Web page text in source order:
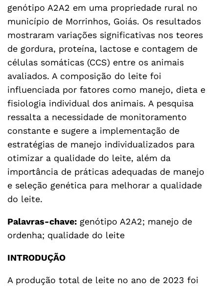
genótipo A2A2 em uma propriedade rural no
município de Morrinhos, Goiás. Os resultados
mostraram variações significativas nos teores
de gordura, proteína, lactose e contagem de
células somáticas (CCS) entre os animais
avaliados. A composição do leite foi
influenciada por fatores como manejo, dieta e
fisiologia individual dos animais. A pesquisa
ressalta a necessidade de monitoramento
constante e sugere a implementação de
estratégias de manejo individualizados para
otimizar a qualidade do leite, além da
importância de práticas adequadas de manejo
e seleção genética para melhorar a qualidade
do leite.
Palavras-chave: genótipo A2A2; manejo de
ordenha; qualidade do leite
INTRODUÇÃO
A produção total de leite no ano de 2023 foi